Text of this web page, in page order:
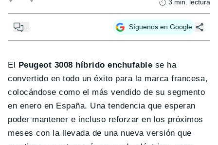
3 min. lectura
Síguenos en Google
El Peugeot 3008 híbrido enchufable se ha
convertido en todo un éxito para la marca francesa,
colocándose como el más vendido de su segmento
en enero en España. Una tendencia que esperan
poder mantener e incluso reforzar en los próximos
meses con la llevada de una nueva versión que